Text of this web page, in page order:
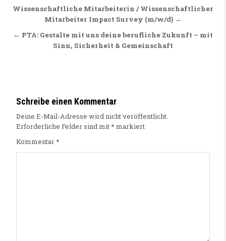
Beitragsnavigation
Wissenschaftliche Mitarbeiterin / Wissenschaftlicher
Mitarbeiter Impact Survey (m/w/d) →
← PTA: Gestalte mit uns deine berufliche Zukunft – mit
Sinn, Sicherheit & Gemeinschaft
Schreibe einen Kommentar
Deine E-Mail-Adresse wird nicht veröffentlicht.
Erforderliche Felder sind mit* markiert
Kommentar*